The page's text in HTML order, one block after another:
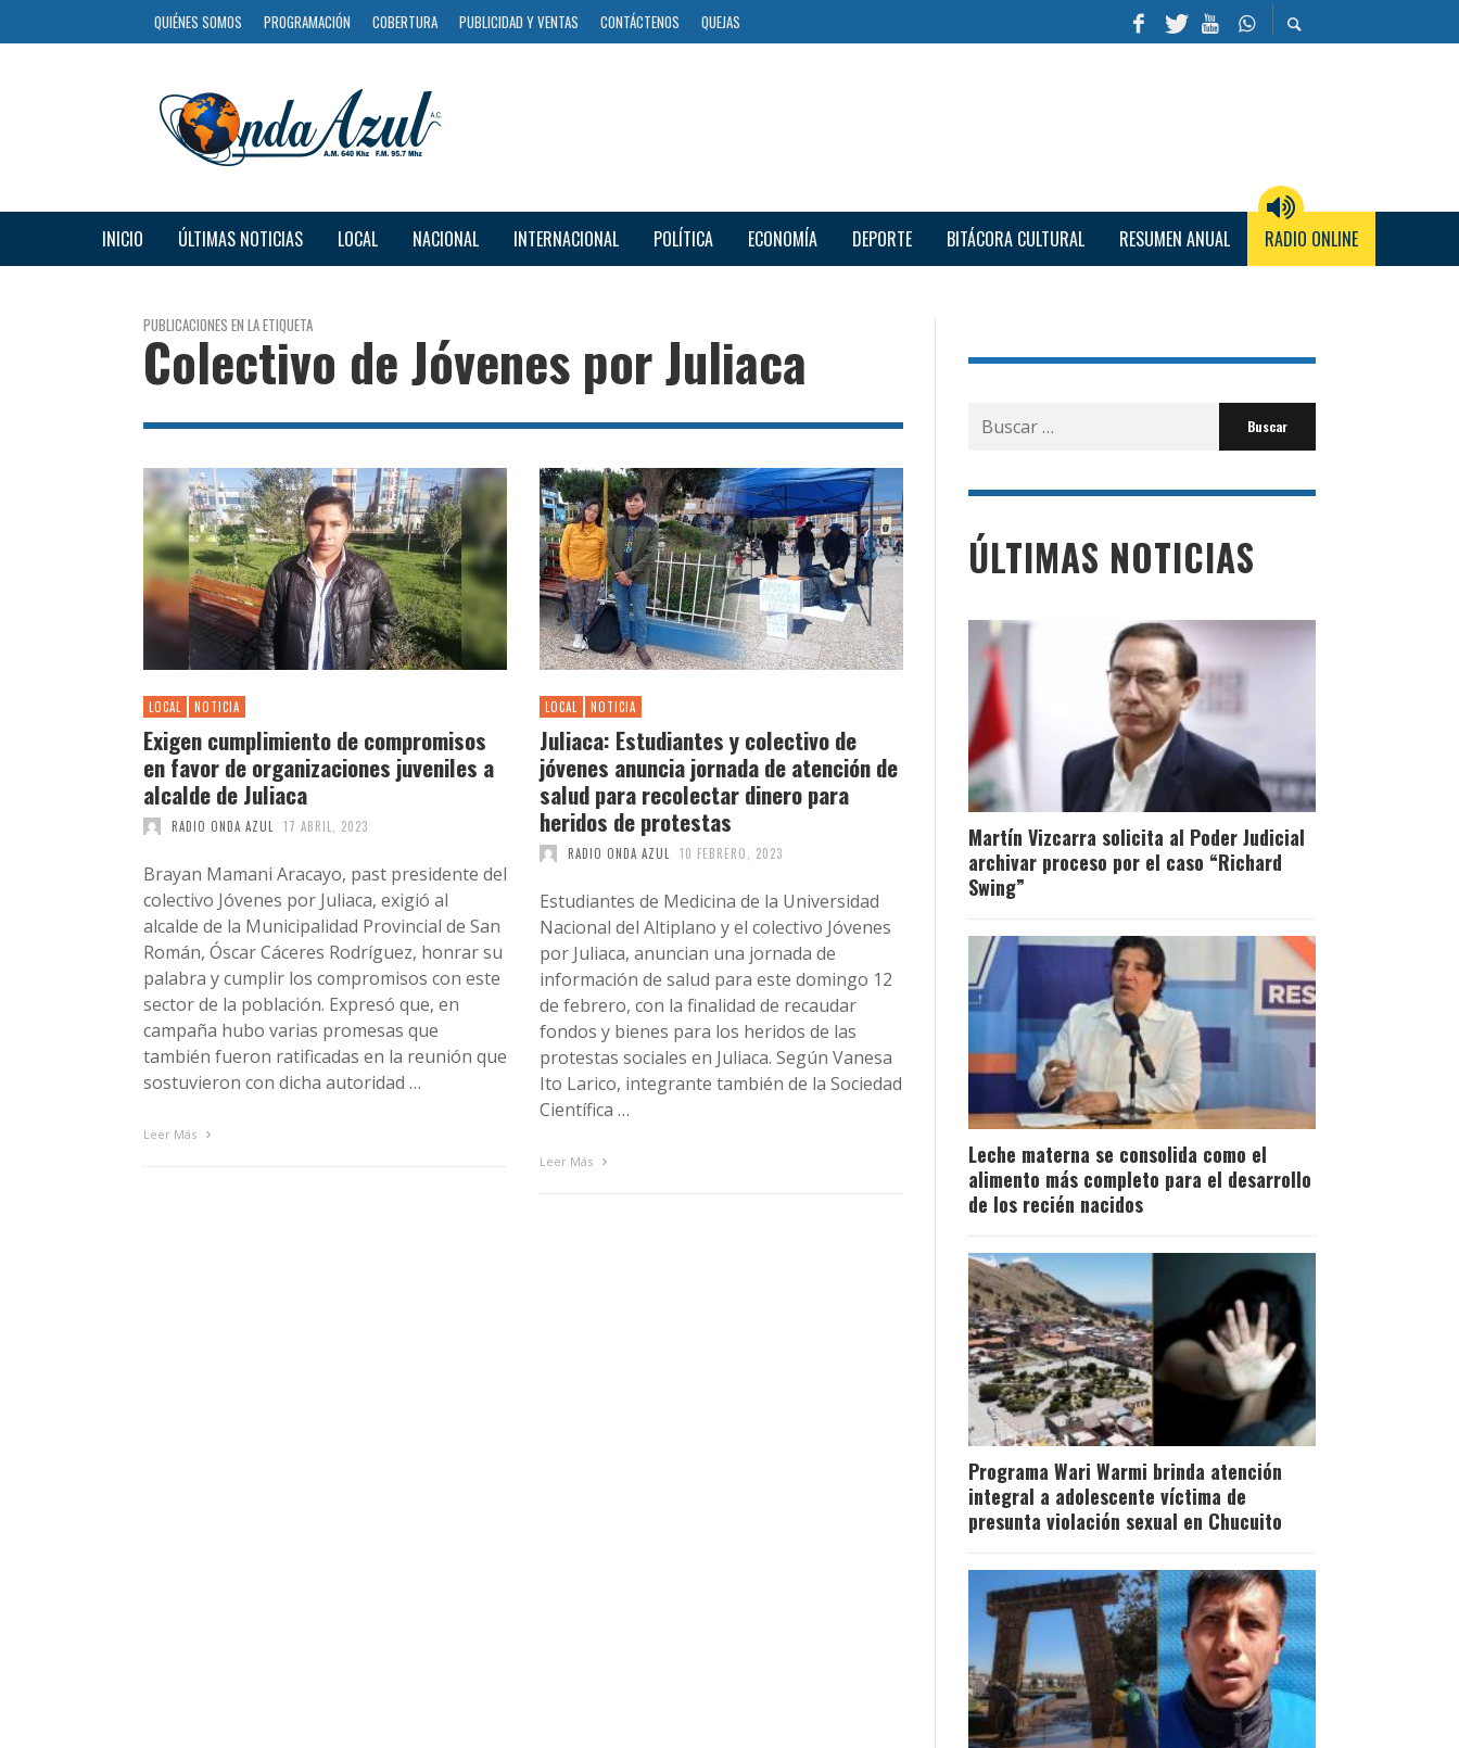
QUIÉNES SOMOS PROGRAMACIÓN COBERTURA PUBLICIDAD Y VENTAS CONTÁCTENOS QUEJAS
INICIO ÚLTIMAS NOTICIAS LOCAL NACIONAL INTERNACIONAL POLÍTICA ECONOMÍA DEPORTE BITÁCORA CULTURAL RESUMEN ANUAL RADIO ONLINE
PUBLICACIONES EN LA ETIQUETA
Colectivo de Jóvenes por Juliaca
LOCAL NOTICIA
Exigen cumplimiento de compromisos
en favor de organizaciones juveniles a
alcalde de Juliaca
RADIO ONDA AZUL 17 ABRIL, 2023
Brayan Mamani Aracayo, past presidente del
colectivo Jóvenes por Juliaca, exigió al
alcalde de la Municipalidad Provincial de San
Román, Óscar Cáceres Rodríguez, honrar su
palabra y cumplir los compromisos con este
sector de la población. Expresó que, en
campaña hubo varias promesas que
también fueron ratificadas en la reunión que
sostuvieron con dicha autoridad …
Leer Más
LOCAL NOTICIA
Juliaca: Estudiantes y colectivo de
jóvenes anuncia jornada de atención de
salud para recolectar dinero para
heridos de protestas
RADIO ONDA AZUL 10 FEBRERO, 2023
Estudiantes de Medicina de la Universidad
Nacional del Altiplano y el colectivo Jóvenes
por Juliaca, anuncian una jornada de
información de salud para este domingo 12
de febrero, con la finalidad de recaudar
fondos y bienes para los heridos de las
protestas sociales en Juliaca. Según Vanesa
Ito Larico, integrante también de la Sociedad
Científica …
Leer Más
Buscar
por:
ÚLTIMAS NOTICIAS
Martín Vizcarra solicita al Poder Judicial
archivar proceso por el caso “Richard
Swing”
Leche materna se consolida como el
alimento más completo para el desarrollo
de los recién nacidos
Programa Wari Warmi brinda atención
integral a adolescente víctima de
presunta violación sexual en Chucuito